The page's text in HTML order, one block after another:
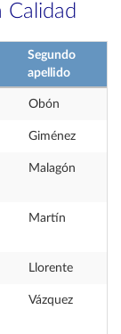
Calidad
Segundo
apellido
Obón
Giménez
Malagón
Martín
Llorente
Vázquez